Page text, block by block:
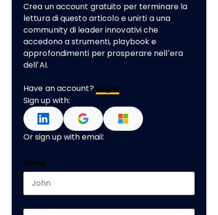
Crea un account gratuito per terminare la
lettura di questo articolo e unirti a una
community di leader innovativi che
accedono a strumenti, playbook e
approfondimenti per prosperare nell’era
dell’AI.
Have an account? Log In
Sign up with:
Or sign up with email:
URL
Name *